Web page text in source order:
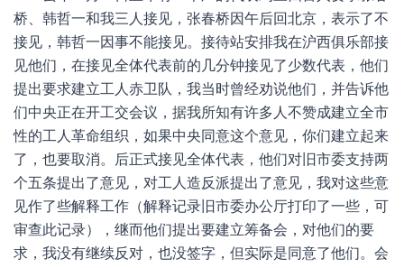
桥、韩哲一和我三人接见，张春桥因午后回北京，表示了不
接见，韩哲一因事不能接见。接待站安排我在沪西俱乐部接
见他们，在接见全体代表前的几分钟接见了少数代表，他们
提出要求建立工人赤卫队，我当时曾经劝说他们，并告诉他
们中央正在开工交会议，据我所知有许多人不赞成建立全市
性的工人革命组织，如果中央同意这个意见，你们建立起来
了，也要取消。后正式接见全体代表，他们对旧市委支持两
个五条提出了意见，对工人造反派提出了意见，我对这些意
见作了些解释工作（解释记录旧市委办公厅打印了一些，可
审查此记录），继而他们提出要建立筹备会，对他们的要
求，我没有继续反对，也没签字，但实际是同意了他们。会